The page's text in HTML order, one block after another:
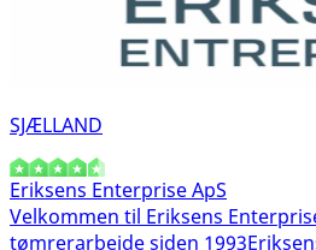
SJÆLLAND
Eriksens Enterprise ApS
Velkommen til Eriksens
tømrerarbejde siden 1993